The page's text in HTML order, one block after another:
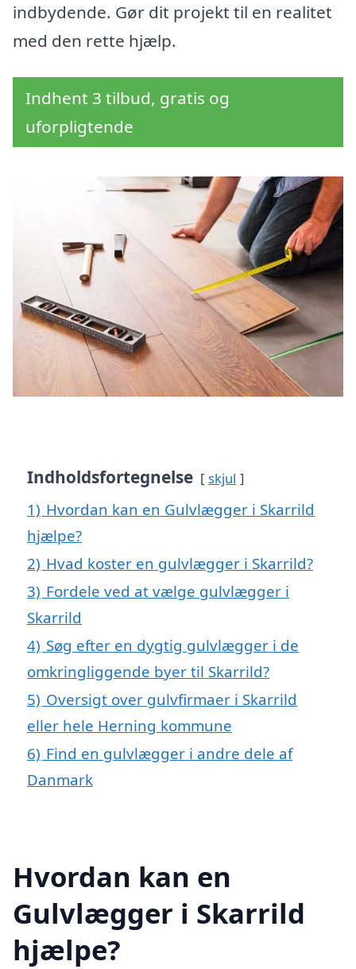
indbydende. Gør dit projekt til en realitet
med den rette hjælp.
Indhent 3 tilbud, gratis og
uforpligtende
Indholdsfortegnelse skjul
1) Hvordan kan en Gulvlægger i Skarrild
hjælpe?
2) Hvad koster en gulvlægger i Skarrild?
3) Fordele ved at vælge gulvlægger i
Skarrild
4) Søg efter en dygtig gulvlægger i de
omkringliggende byer til Skarrild?
5) Oversigt over gulvfirmaer i Skarrild
eller hele Herning kommune
6) Find en gulvlægger i andre dele af
Danmark
Hvordan kan en
Gulvlægger i Skarrild
hjælpe?